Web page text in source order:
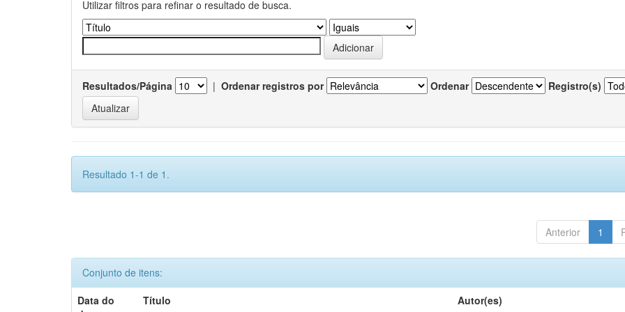
Utilizar filtros para refinar o resultado de busca.
Resultados/Página | Ordenar registros por Ordenar Registro(s)
Resultado 1-1 de 1.
Anterior 1
Conjunto de itens:
Data do
Título Autor(es)